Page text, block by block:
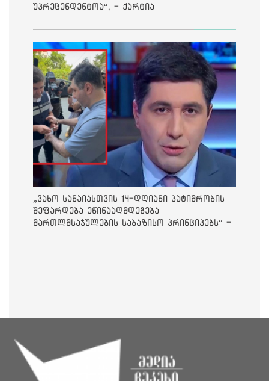
უპრეცენდენტოა“, - ქარტია
„ვახო სანაიასთვის 14-დღიანი პატიმრობის
შეფარდება ეწინააღმდეგება
მართლმსაჯულების საბაზისო პრინციპებს“ -